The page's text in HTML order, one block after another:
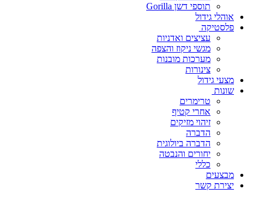
תוספי דשן Gorilla
אוהלי גידול
פלסטיקה
עציצים ואדניות
מגשי ניקוז והצפה
מערכות מובנות
צינורות
מצעי גידול
שונות
טרימרים
אחרי קטיף
זיהוי מזיקים
הדברה
הדברה ביולוגית
יחורים והנבטה
כללי
מבצעים
יצירת קשר